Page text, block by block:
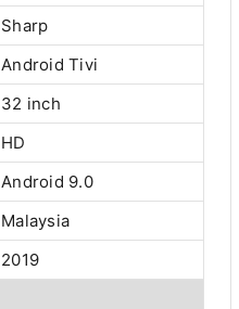
Sharp
Android Tivi
32 inch
HD
Android 9.0
Malaysia
2019